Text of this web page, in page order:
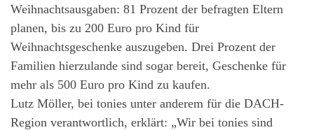
Weihnachtsausgaben: 81 Prozent der befragten Eltern
planen, bis zu 200 Euro pro Kind für
Weihnachtsgeschenke auszugeben. Drei Prozent der
Familien hierzulande sind sogar bereit, Geschenke für
mehr als 500 Euro pro Kind zu kaufen.
Lutz Möller, bei tonies unter anderem für die DACH-
Region verantwortlich, erklärt: „Wir bei tonies sind